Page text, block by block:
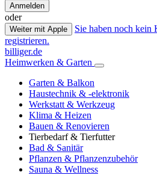
Anmelden
oder
Weiter mit Apple
Sie haben noch kein
registrieren.
billiger.de
Heimwerken & Garten
Garten & Balkon
Haustechnik & -elektronik
Werkstatt & Werkzeug
Klima & Heizen
Bauen & Renovieren
Tierbedarf & Tierfutter
Bad & Sanitär
Pflanzen & Pflanzenzubehör
Sauna & Wellness